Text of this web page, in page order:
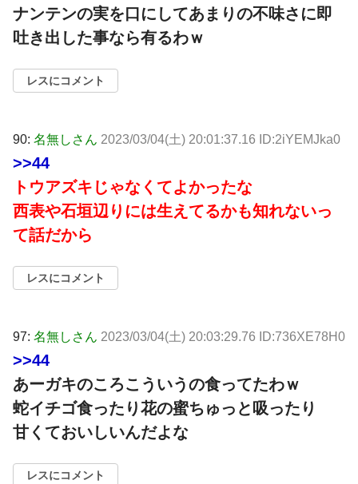
ナンテンの実を口にしてあまりの不味さに即
吐き出した事なら有るわｗ
レスにコメント
90: 名無しさん 2023/03/04(土) 20:01:37.16 ID:2iYEMJka0
>>44
トウアズキじゃなくてよかったな
西表や石垣辺りには生えてるかも知れないっ
て話だから
レスにコメント
97: 名無しさん 2023/03/04(土) 20:03:29.76 ID:736XE78H0
>>44
あーガキのころこういうの食ってたわｗ
蛇イチゴ食ったり花の蜜ちゅっと吸ったり
甘くておいしいんだよな
レスにコメント